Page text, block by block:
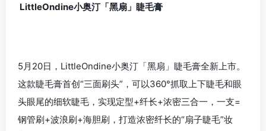
LittleOndine小奥汀「黑扇」睫毛膏
5月20日，LittleOndine小奥汀「黑扇」睫毛膏全新上市。
这款睫毛膏首创“三面刷头”，可以360°抓取上下睫毛和眼
头眼尾的细软睫毛，实现定型+纤长+浓密三合一，一支=
钢管刷+波浪刷+海胆刷，打造浓密纤长的“扇子睫毛”妆